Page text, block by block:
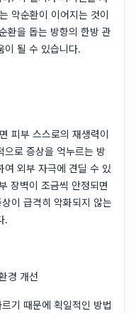
악순환이 이어지는 것이
환을 돕는 방향의 한방 관
이 될 수 있습니다.
피부 스스로의 재생력이
으로 증상을 억누르는 방
여 외부 자극에 견딜 수 있
장벽이 조금씩 안정되면
이 급격히 악화되지 않는
.
경 개선
기 때문에 획일적인 방법